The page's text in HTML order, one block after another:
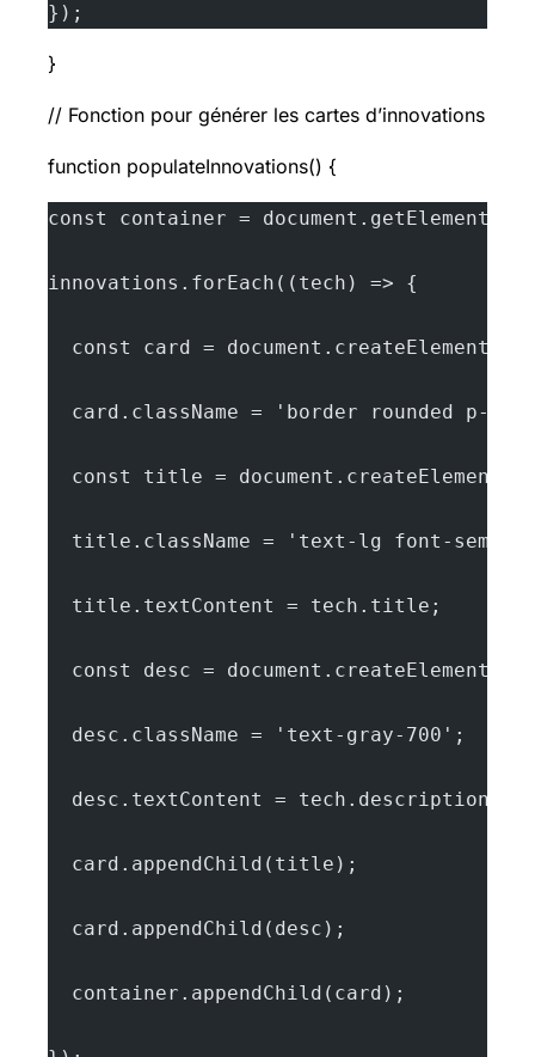
});
}
// Fonction pour générer les cartes d’innovations
function populateInnovations() {
const container =
innovations.forEach((tech) => {
const card =
card.className = 'border rounded p-4
const title =
title.className = 'text-lg font-
  title.textContent = tech.title;
const desc =
  desc.className = 'text-gray-700';
  desc.textContent = tech.description;
  card.appendChild(title);
  card.appendChild(desc);
  container.appendChild(card);